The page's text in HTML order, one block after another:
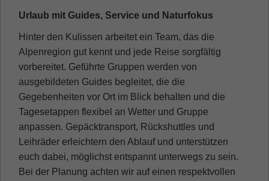
Urlaub mit Guides, Service und Naturfokus
Hinter den Kulissen arbeitet ein Team, das die
Alpenregion gut kennt und jede Reise sorgfältig
vorbereitet. Geführte Gruppen werden von
ausgebildeten Guides begleitet, die die
Gegebenheiten vor Ort im Blick behalten und die
Tagesetappen flexibel an Wetter und Gruppe
anpassen. Gepäcktransport, Rückshuttles und
Leihräder erleichtern den Ablauf und unterstützen
euch dabei, möglichst entspannt unterwegs zu sein.
Bei der Planung achten wir auf einen respektvollen